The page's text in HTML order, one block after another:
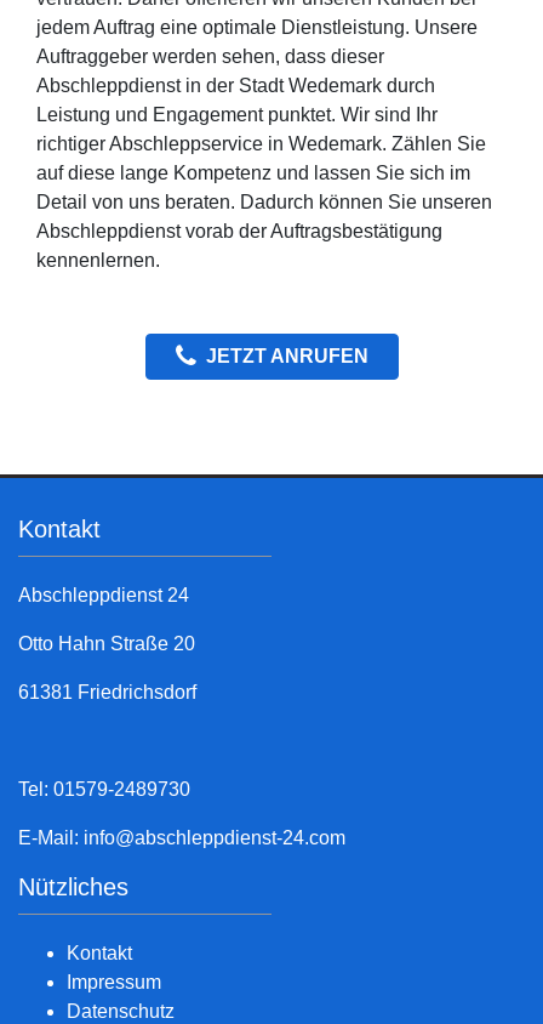
jedem Auftrag eine optimale Dienstleistung. Unsere
Auftraggeber werden sehen, dass dieser
Abschleppdienst in der Stadt Wedemark durch
Leistung und Engagement punktet. Wir sind Ihr
richtiger Abschleppservice in Wedemark. Zählen Sie
auf diese lange Kompetenz und lassen Sie sich im
Detail von uns beraten. Dadurch können Sie unseren
Abschleppdienst vorab der Auftragsbestätigung
kennenlernen.
JETZT ANRUFEN
Kontakt
Abschleppdienst 24
Otto Hahn Straße 20
61381 Friedrichsdorf
Tel: 01579-2489730
E-Mail: info@abschleppdienst-24.com
Nützliches
Kontakt
Impressum
Datenschutz